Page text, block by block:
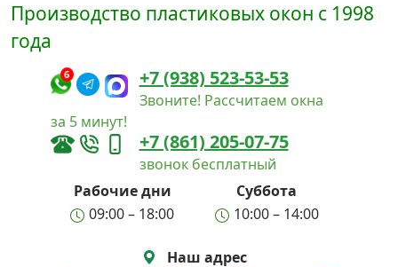
Производство пластиковых окон с 1998
года
6 +7 (938) 523-53-53
Звоните! Рассчитаем окна
за 5 минут!
+7 (861) 205-07-75
звонок бесплатный
Рабочие дни
Суббота
09:00 – 18:00
10:00 – 14:00
Наш адрес